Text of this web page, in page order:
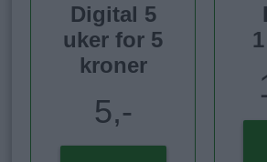
Digital 5
uker for 5
kroner
5,-